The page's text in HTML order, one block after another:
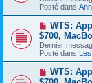
s
a
g
e
v
e
a
u
m
e
s
a
g
Posté dans
N
o
u
v
e
a
u
m
WTS:
$700,
Dernier
Posté dans
N
o
WTS: